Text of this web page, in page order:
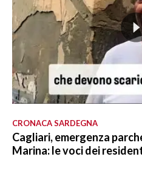
CRONACA SARDEGNA
Cagliari, emergenza
Marina: le voci dei